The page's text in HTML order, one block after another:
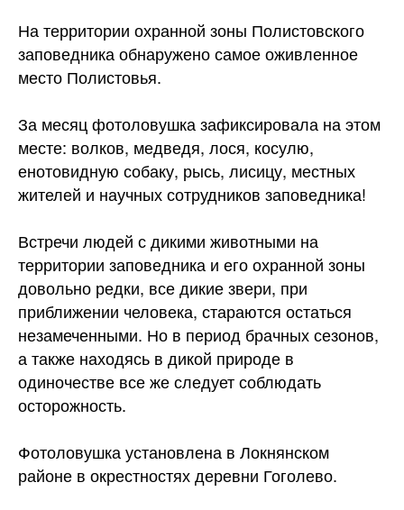
На территории охранной зоны Полистовского
заповедника обнаружено самое оживленное
место Полистовья.
За месяц фотоловушка зафиксировала на этом
месте: волков, медведя, лося, косулю,
енотовидную собаку, рысь, лисицу, местных
жителей и научных сотрудников заповедника!
Встречи людей с дикими животными на
территории заповедника и его охранной зоны
довольно редки, все дикие звери, при
приближении человека, стараются остаться
незамеченными. Но в период брачных сезонов,
а также находясь в дикой природе в
одиночестве все же следует соблюдать
осторожность.
Фотоловушка установлена в Локнянском
районе в окрестностях деревни Гоголево.